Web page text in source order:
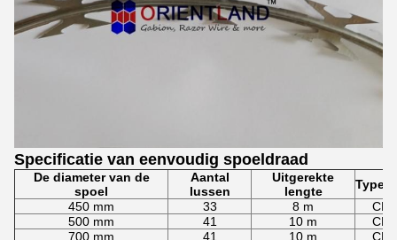
Specificatie van eenvoudig spoeldraad
De diameter van de
spoel
Aantal
lussen
Uitgerekte
lengte
Type
450 mm
33 8 m
500 mm
41 10 m
700 mm
41 10 m